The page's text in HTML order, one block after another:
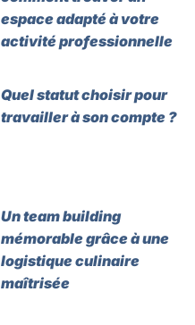
espace adapté à votre
activité professionnelle
Quel statut choisir pour
travailler à son compte ?
Un team building
mémorable grâce à une
logistique culinaire
maîtrisée